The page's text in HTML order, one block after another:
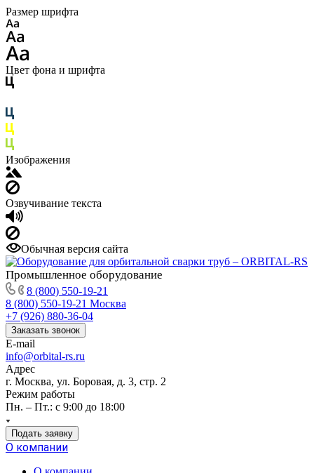
Размер шрифта
Цвет фона и шрифта
Изображения
Озвучивание текста
Обычная версия сайта
Промышленное оборудование
8 (800) 550-19-21
8 (800) 550-19-21 Москва
+7 (926) 880-36-04
Заказать звонок
E-mail
info@orbital-rs.ru
Адрес
г. Москва, ул. Боровая, д. 3, стр. 2
Режим работы
Пн. – Пт.: с 9:00 до 18:00
Подать заявку
О компании